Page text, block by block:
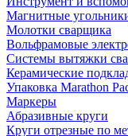
Магнитные
Молотки сварщика
Вольфрамовые
Системы вытяжки
Керамические
Упаковка Marathon
Маркеры
Абразивные круги
Круги отрезные по